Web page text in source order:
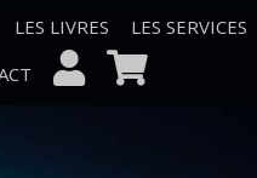
LES LIVRES
LES SERVICES